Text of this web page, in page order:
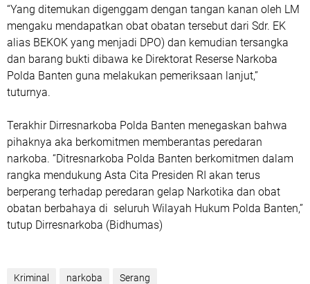
“Yang ditemukan digenggam dengan tangan kanan oleh LM
mengaku mendapatkan obat obatan tersebut dari Sdr. EK
alias BEKOK yang menjadi DPO) dan kemudian tersangka
dan barang bukti dibawa ke Direktorat Reserse Narkoba
Polda Banten guna melakukan pemeriksaan lanjut,”
tuturnya.
Terakhir Dirresnarkoba Polda Banten menegaskan bahwa
pihaknya aka berkomitmen memberantas peredaran
narkoba. “Ditresnarkoba Polda Banten berkomitmen dalam
rangka mendukung Asta Cita Presiden RI akan terus
berperang terhadap peredaran gelap Narkotika dan obat
obatan berbahaya di seluruh Wilayah Hukum Polda Banten,”
tutup Dirresnarkoba (Bidhumas)
Kriminal narkoba Serang